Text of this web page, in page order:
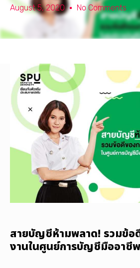
August 5, 2020 No Comments
สายบัญชีห้ามพลาด! รวมข้อ
งานในศูนย์การบัญชีมืออาชี